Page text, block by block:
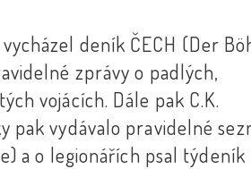
deník ČECH (Der
zprávy o padlých,
vojácích. Dále pak C.K.
pak vydávalo pravidelné
a o legionářích psal týdeník